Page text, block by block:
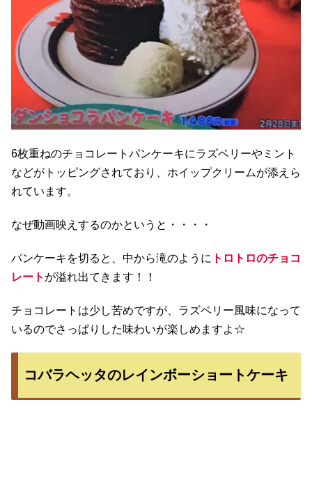
6枚重ねのチョコレートパンケーキにラズベリーやミント
などがトッピングされており、ホイップクリームが添えら
れています。
なぜ動画映えするのかというと・・・・
パンケーキを切ると、中から滝のように トロトロのチョコ
レート が溢れ出てきます！！
チョコレートは少し苦めですが、ラズベリー風味になって
いるのでさっぱりした味わいが楽しめますよ☆
コバラヘッタのレインボーショートケーキ